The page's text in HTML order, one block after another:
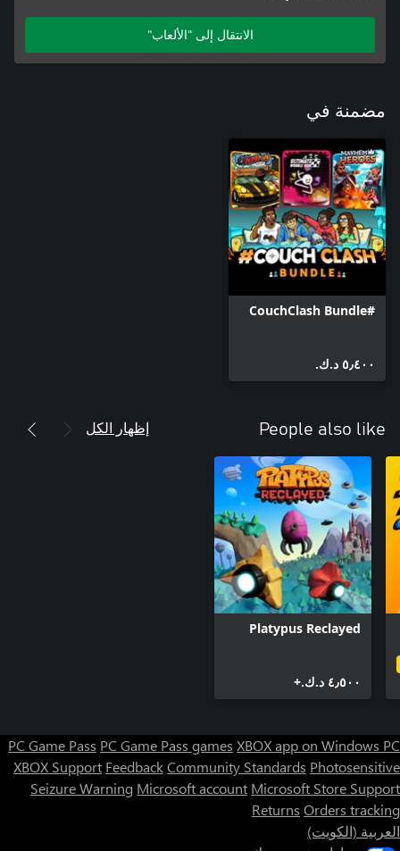
الانتقال إلى "الألعاب"
مضمنة في
#CouchClash Bundle
٥٫٤٠٠ د.ك.‏
People also like إظهار الكل
Platypus Reclayed
٤٫٥٠٠ د.ك.‏+
PC Game Pass PC Game Pass games XBOX app on Windows PC
XBOX Support FeedbackCommunity Standards Photosensitive
Seizure Warning Microsoft account Microsoft Store Support
Returns Orders tracking
العربية (الكويت)